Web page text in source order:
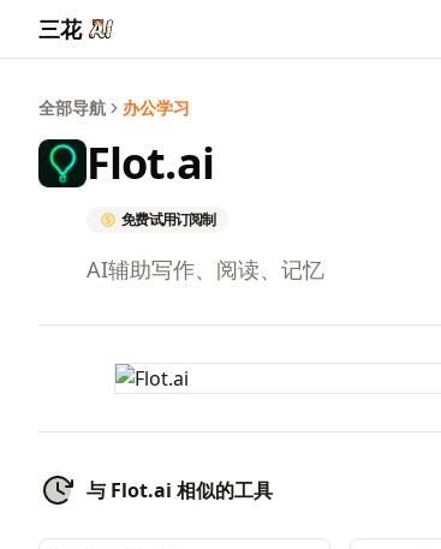
三花
全部导航 办公学习
Flot.ai
免费试用订阅制
AI辅助写作、阅读、记忆
与 Flot.ai 相似的工具